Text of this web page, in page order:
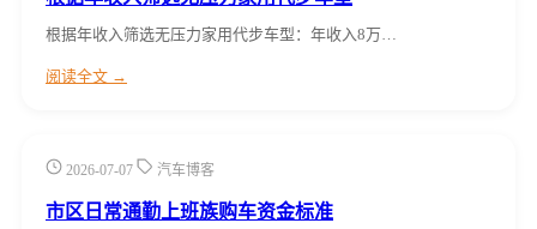
根据年收入筛选无压力家用代步车型：年收入8万…
阅读全文 →
2026-07-07 汽车博客
市区日常通勤上班族购车资金标准